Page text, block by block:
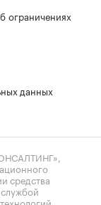
ограничениях
данных
средства